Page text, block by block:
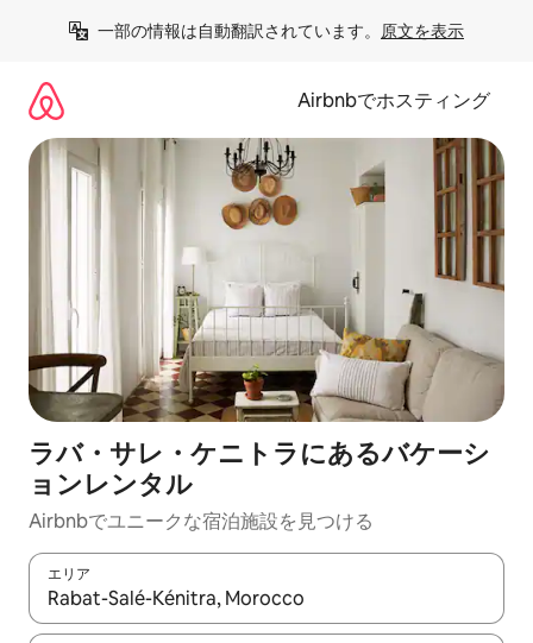
一部の情報は自動翻訳されています。 原文を表示
Airbnbでホスティング
ラバ・サレ・ケニトラにあるバケーシ
ョンレンタル
Airbnbでユニークな宿泊施設を見つける
エリア
検索結果が表示されたら、上下の矢印キーを使って移動するか